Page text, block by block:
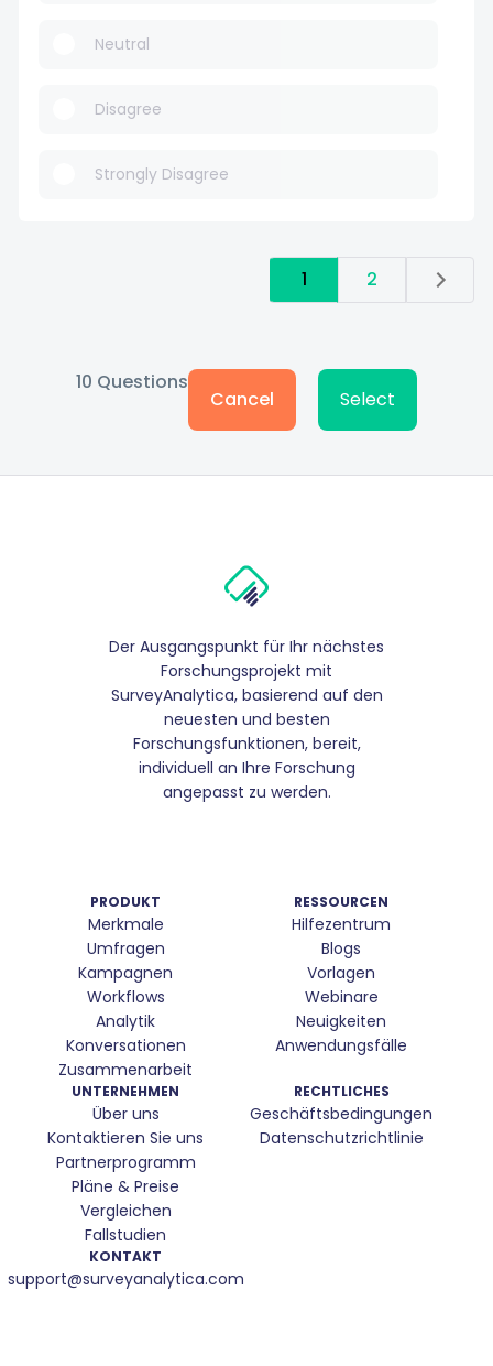
Neutral
Disagree
Strongly Disagree
1 2
10 Questions
Cancel Select
Der Ausgangspunkt für Ihr nächstes
Forschungsprojekt mit
SurveyAnalytica, basierend auf den
neuesten und besten
Forschungsfunktionen, bereit,
individuell an Ihre Forschung
angepasst zu werden.
PRODUKT
Merkmale
Umfragen
Kampagnen
Workflows
Analytik
Konversationen
Zusammenarbeit
RESSOURCEN
Hilfezentrum
Blogs
Vorlagen
Webinare
Neuigkeiten
Anwendungsfälle
UNTERNEHMEN
Über uns
Kontaktieren Sie uns
Partnerprogramm
Pläne & Preise
Vergleichen
Fallstudien
RECHTLICHES
Geschäftsbedingungen
Datenschutzrichtlinie
KONTAKT
support@surveyanalytica.com